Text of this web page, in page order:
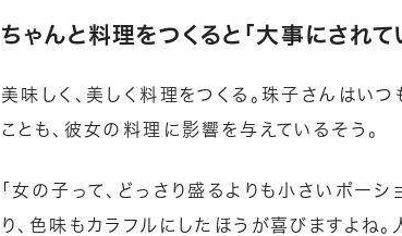
ちゃんと料理をつくると「大事にされ
美味しく、美しく料理をつくる。珠子さんはい
ことも、彼女の料理に影響を与えているそう。
「女の子って、どっさり盛るよりも小さいポー
り、色味もカラフルにしたほうが喜びますよね